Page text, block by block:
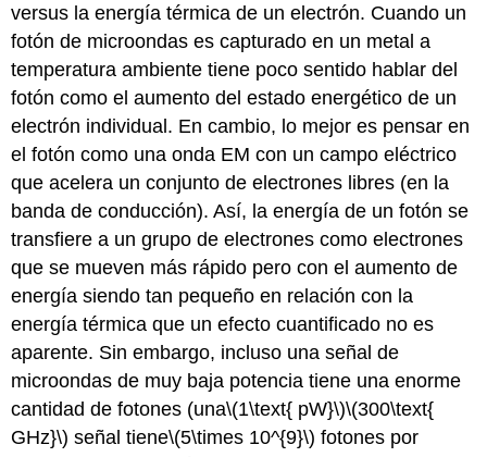
versus la energía térmica de un electrón. Cuando un
fotón de microondas es capturado en un metal a
temperatura ambiente tiene poco sentido hablar del
fotón como el aumento del estado energético de un
electrón individual. En cambio, lo mejor es pensar en
el fotón como una onda EM con un campo eléctrico
que acelera un conjunto de electrones libres (en la
banda de conducción). Así, la energía de un fotón se
transfiere a un grupo de electrones como electrones
que se mueven más rápido pero con el aumento de
energía siendo tan pequeño en relación con la
energía térmica que un efecto cuantificado no es
aparente. Sin embargo, incluso una señal de
microondas de muy baja potencia tiene una enorme
cantidad de fotones (una\(1\text{ pW}\)\(300\text{
GHz}\) señal tiene\(5\times 10^{9}\) fotones por